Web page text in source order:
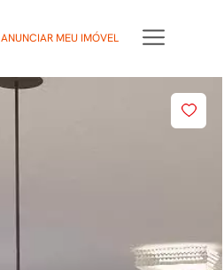
ANUNCIAR MEU IMÓVEL